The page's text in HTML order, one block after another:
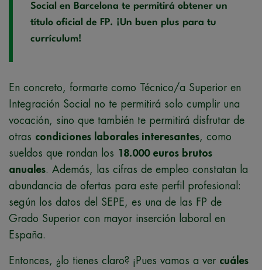
Social en Barcelona te permitirá obtener un
título oficial de FP. ¡Un buen plus para tu
currículum!
En concreto, formarte como Técnico/a Superior en
Integración Social no te permitirá solo cumplir una
vocación, sino que también te permitirá disfrutar de
otras condiciones laborales interesantes, como
sueldos que rondan los 18.000 euros brutos
anuales. Además, las cifras de empleo constatan la
abundancia de ofertas para este perfil profesional:
según los datos del SEPE, es una de las FP de
Grado Superior con mayor inserción laboral en
España.
Entonces, ¿lo tienes claro? ¡Pues vamos a ver cuáles